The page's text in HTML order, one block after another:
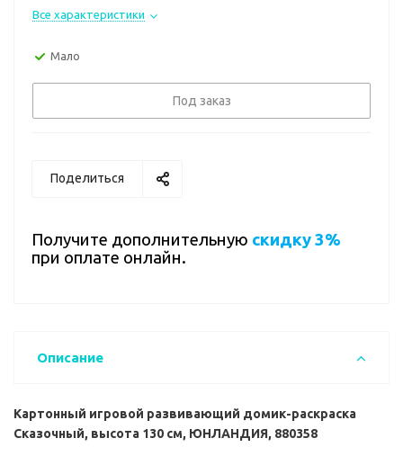
Все характеристики
Мало
Под заказ
Поделиться
Получите дополнительную скидку 3%
при оплате онлайн.
Описание
Картонный игровой развивающий домик-раскраска
Сказочный, высота 130 см, ЮНЛАНДИЯ, 880358